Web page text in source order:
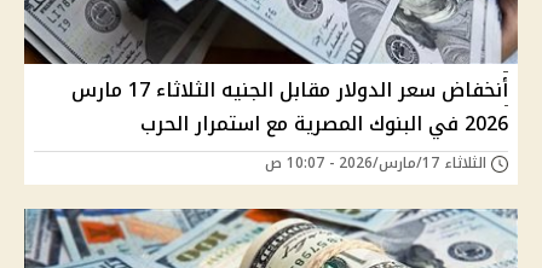
أنخفاض سعر الدولار مقابل الجنيه الثلاثاء 17 مارس
2026 في البنوك المصرية مع استمرار الحرب
الثلاثاء 17/مارس/2026 - 10:07 ص